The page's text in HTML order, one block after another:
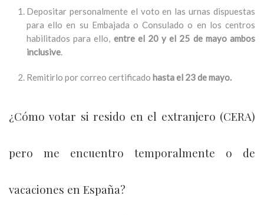
Depositar personalmente el voto en las urnas dispuestas
para ello en su Embajada o Consulado o en los centros
habilitados para ello, entre el 20 y el 25 de mayo ambos
inclusive.
Remitirlo por correo certificado hasta el 23 de mayo.
¿Cómo votar si resido en el extranjero (CERA)
pero me encuentro temporalmente o de
vacaciones en España?